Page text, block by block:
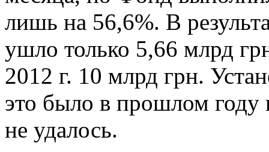
лишь на 56,6%. В
ушло только 5,66 млрд
2012 г. 10 млрд грн.
это было в прошлом году
не удалось.